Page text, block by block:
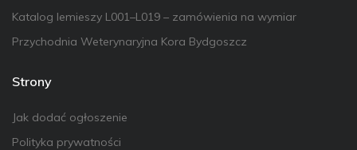
Katalog lemieszy L001–L019 – zamówienia na wymiar
Przychodnia Weterynaryjna Kora Bydgoszcz
Strony
Jak dodać ogłoszenie
Polityka prywatności